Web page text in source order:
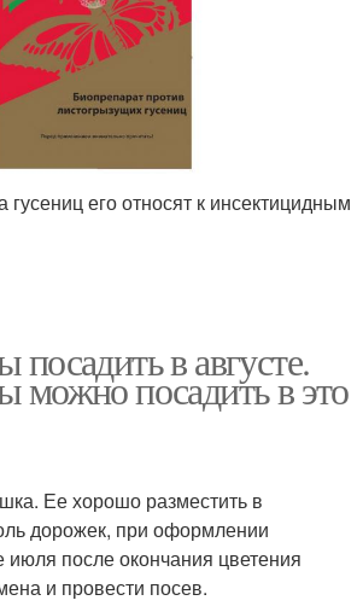
его относят к инсектицидным
посадить в августе.
можно посадить в это
Ее хорошо разместить в
дорожек, при оформлении
после окончания цветения
и провести посев.